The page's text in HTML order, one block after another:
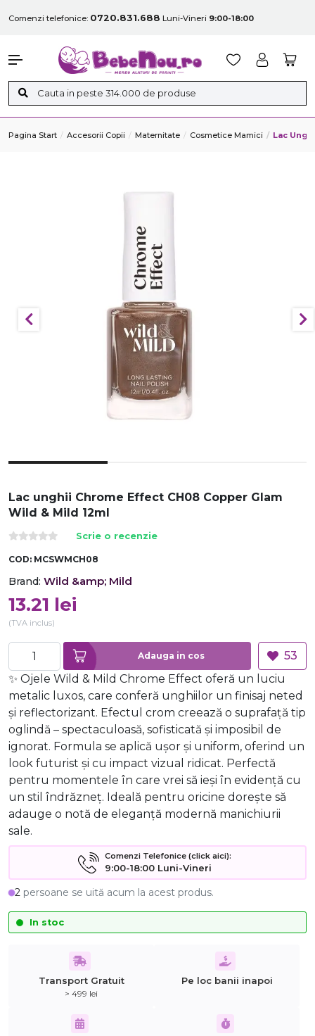
Comenzi telefonice: 0720.831.688 Luni-Vineri 9:00-18:00
Pagina Start Accesorii Copii Maternitate Cosmetice Mamici Lac
Lac unghii Chrome Effect CH08 Copper Glam
Wild & Mild 12ml
Scrie o recenzie
COD: MCSWMCH08
Brand: Wild &amp; Mild
13.21 lei
(TVA inclus)
Adauga in cos
53
✨ Ojele Wild & Mild Chrome Effect oferă un luciu
metalic luxos, care conferă unghiilor un finisaj neted
și reflectorizant. Efectul crom creează o suprafață tip
oglindă – spectaculoasă, sofisticată și imposibil de
ignorat.️ Formula se aplică ușor și uniform, oferind un
look futurist și cu impact vizual ridicat. Perfectă
pentru momentele în care vrei să ieși în evidență cu
un stil îndrăzneț. Ideală pentru oricine dorește să
adauge o notă de eleganță modernă manichiurii
sale.
Comenzi Telefonice (click aici):
9:00-18:00 Luni-Vineri
2 persoane se uită acum la acest produs.
In stoc
Transport Gratuit
> 499 lei
Pe loc banii inapoi